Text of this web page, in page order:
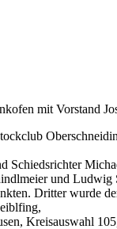
mit Vorstand
Schiedsrichter
und Ludwig
Dritter wurde
Kreisauswahl